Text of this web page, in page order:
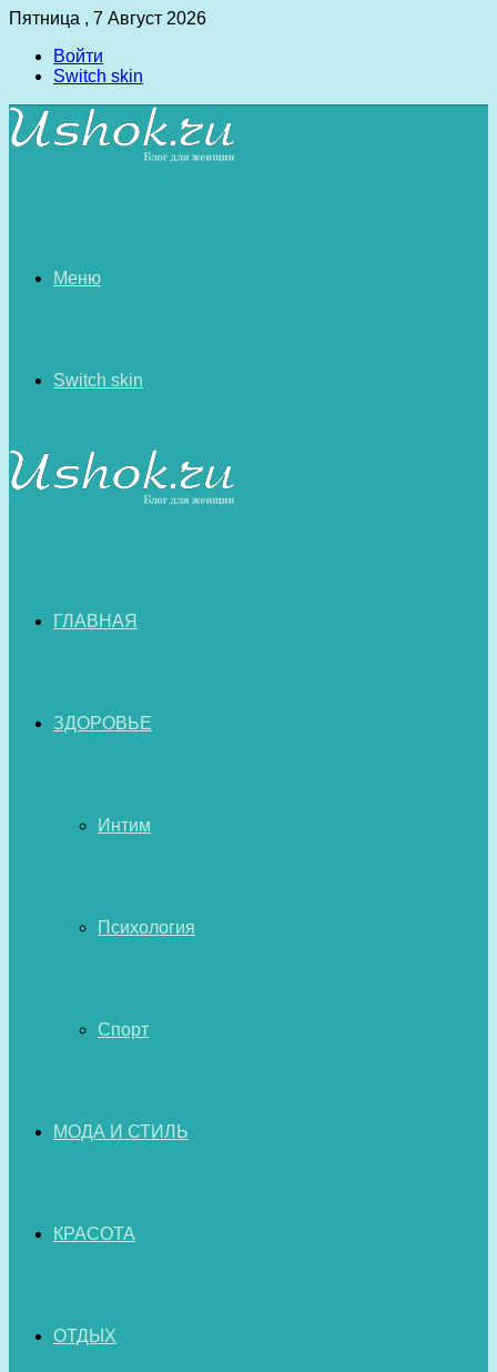
Пятница , 7 Август 2026
Войти
Switch skin
Меню
Switch skin
ГЛАВНАЯ
ЗДОРОВЬЕ
Интим
Психология
Спорт
МОДА И СТИЛЬ
КРАСОТА
ОТДЫХ